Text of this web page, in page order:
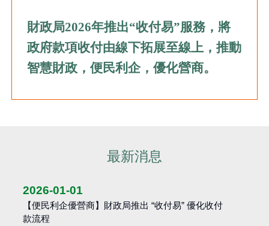
財政局2026年推出“收付易”服務，將
政府款項收付由線下拓展至線上，推動
智慧財政，便民利企，優化營商。
最新消息
2026-01-01
【便民利企優營商】財政局推出 “收付易” 優化收付
款流程